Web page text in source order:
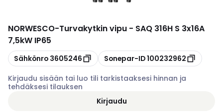
NORWESCO-Turvakytkin vipu - SAQ 316H S 3x16A
7,5kW IP65
Kopioi
Sähkönro 3605246 Kopioi
Sonepar-ID100232962
Kirjaudu sisään tai luo tili tarkistaaksesi hinnan ja
tehdäksesi tilauksen
Kirjaudu